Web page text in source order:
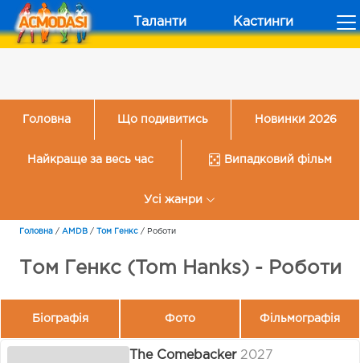
Таланти Кастинги
Головна Що подивитись Новинки 2026
Найкраще за весь час Випадковий фільм
Усі жанри
Головна / AMDB / Том Генкс / Роботи
Том Генкс (Tom Hanks) - Роботи
Біографія Фото Фільмографія
The Comebacker 2027